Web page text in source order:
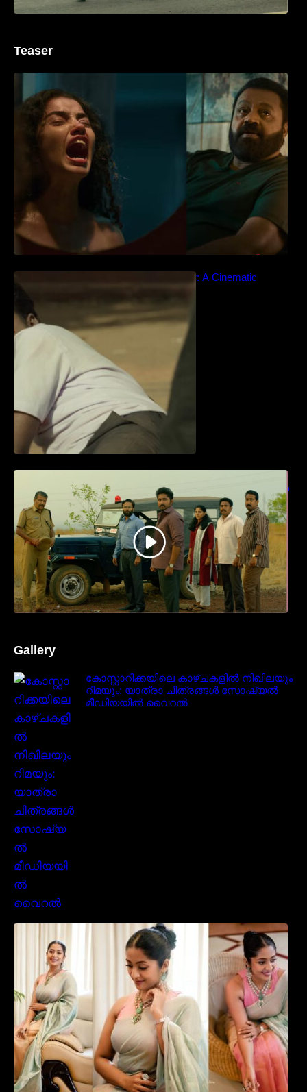
Teaser
‘ജെഎസ്‌കെ’ ടീസർ പുറത്ത്; വക്കീൽ
വേഷത്തിൽ നിറഞ്ഞാടി സുരേഷ് ഗോപി..
Idiyan Chandhu – Teaser: A Cinematic
എത്തുന്ന “പാർട്നെർസ്” പ്രേക്ഷക ശ്രദ്ധ
നേടിയ ടീസർ കാണാം..
Gallery
കോസ്റ്റാറിക്കയിലെ കാഴ്ചകളിൽ നിഖിലയും
റിമയും: യാത്രാ ചിത്രങ്ങൾ സോഷ്യൽ
മീഡിയയിൽ വൈറൽ
സാരിയിൽ സുന്ദരിയായി മലയിലകളുടെ
പ്രിയ താരം നവ്യാ നായർ| Malayalam
favourite actress Navya Nair cute in saree